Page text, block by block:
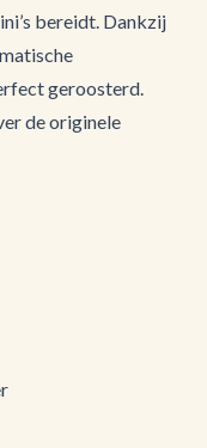
bereidt. Dankzij
geroosterd.
de originele